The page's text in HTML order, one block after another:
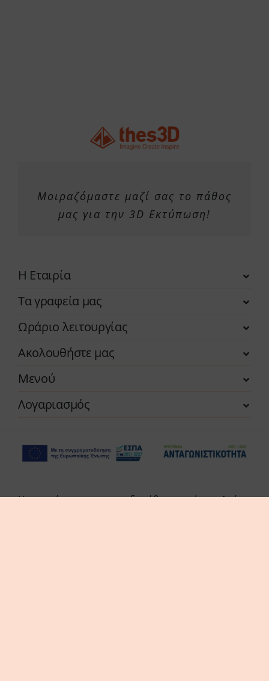
Μοιραζόμαστε μαζί σας το πάθος
μας για την 3D Εκτύπωση!
Η Εταιρία
Τα γραφεία μας
Ωράριο λειτουργίας
Ακολουθήστε μας
Μενού
Λογαριασμός
Η επιχείρηση χρηματοδοτήθηκε από τη Δράση